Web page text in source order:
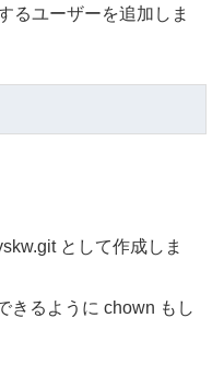
るユーザーを追加しま
として作成しま
きるように chown もし